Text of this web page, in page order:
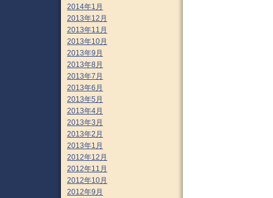
2014年1月
2013年12月
2013年11月
2013年10月
2013年9月
2013年8月
2013年7月
2013年6月
2013年5月
2013年4月
2013年3月
2013年2月
2013年1月
2012年12月
2012年11月
2012年10月
2012年9月